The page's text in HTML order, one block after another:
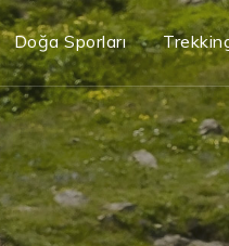
Doğa Sporları